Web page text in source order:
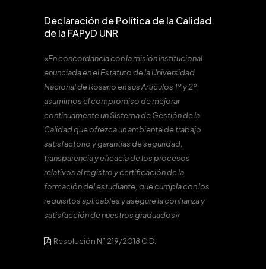
Declaración de Política de la Calidad
de la FAPyD UNR
«En concordancia con la misión institucional
enunciada en el Estatuto de la Universidad
Nacional de Rosario en sus Artículos 1º y 2º,
asumimos el compromiso de mejorar
continuamente un Sistema de Gestión de la
Calidad que ofrezca un ambiente de trabajo
satisfactorio y garantías de seguridad,
transparencia y eficacia de los procesos
relativos al registro y certificación de la
formación del estudiante, que cumpla con los
requisitos aplicables y asegure la confianza y
satisfacción de nuestros graduados».
Resolución N° 219/2018 C.D.